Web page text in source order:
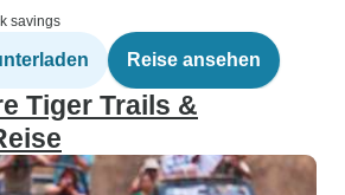
savings
Reise ansehen
Tiger Trails &